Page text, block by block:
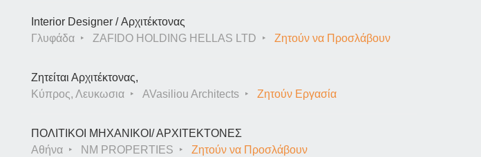
Interior Designer / Αρχιτέκτονας
Γλυφάδα
ZAFIDO HOLDING HELLAS LTD Ζητούν να Προσλάβουν
Ζητείται Αρχιτέκτονας,
Κύπρος, Λευκωσια
AVasiliou Architects Ζητούν Εργασία
ΠΟΛΙΤΙΚΟΙ ΜΗΧΑΝΙΚΟΙ/ ΑΡΧΙΤΕΚΤΟΝΕΣ
Αθήνα
NM PROPERTIES Ζητούν να Προσλάβουν